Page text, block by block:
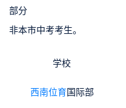
部分
非本市中考考生。
学校
西南位育国际部